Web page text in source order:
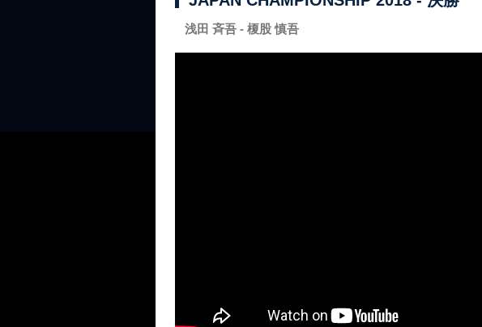
浅田 斉吾 - 榎股 慎吾